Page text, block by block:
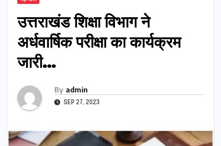
उत्तराखंड शिक्षा विभाग ने
अर्धवार्षिक परीक्षा का कार्यक्रम
जारी…
By admin
SEP 27, 2023